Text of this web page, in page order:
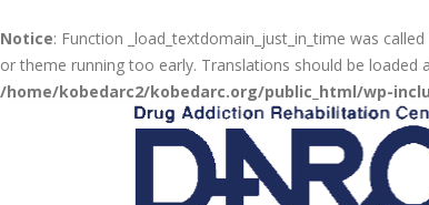
Notice: Function _load_textdomain_just_in_time was called
or theme running too early. Translations should be loaded
/home/kobedarc2/kobedarc.org/public_html/wp-